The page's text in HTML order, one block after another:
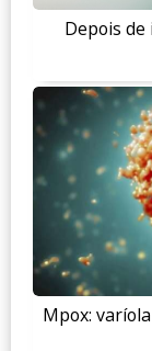
Depois
Mpox: